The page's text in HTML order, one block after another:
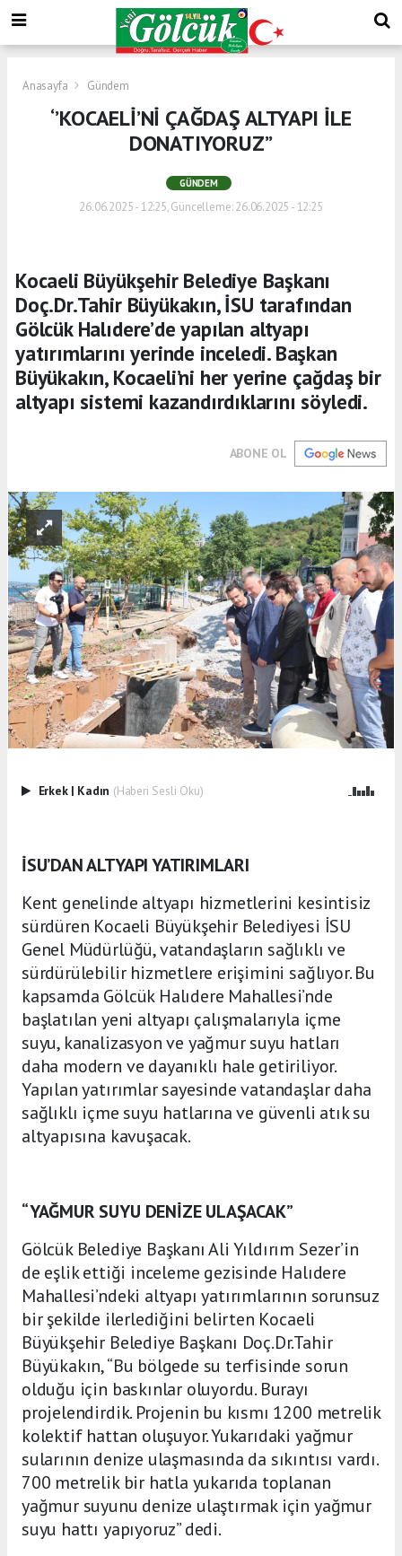
Anasayfa Gündem
‘’KOCAELİ’Nİ ÇAĞDAŞ ALTYAPI İLE
DONATIYORUZ’’
GÜNDEM
26.06.2025 - 12:25, Güncelleme: 26.06.2025 - 12:25
Kocaeli Büyükşehir Belediye Başkanı
Doç.Dr.Tahir Büyükakın, İSU tarafından
Gölcük Halıdere’de yapılan altyapı
yatırımlarını yerinde inceledi. Başkan
Büyükakın, Kocaeli’ni her yerine çağdaş bir
altyapı sistemi kazandırdıklarını söyledi.
ABONE OL
Erkek | Kadın (Haberi Sesli Oku)
İSU’DAN ALTYAPI YATIRIMLARI
Kent genelinde altyapı hizmetlerini kesintisiz
sürdüren Kocaeli Büyükşehir Belediyesi İSU
Genel Müdürlüğü, vatandaşların sağlıklı ve
sürdürülebilir hizmetlere erişimini sağlıyor. Bu
kapsamda Gölcük Halıdere Mahallesi’nde
başlatılan yeni altyapı çalışmalarıyla içme
suyu, kanalizasyon ve yağmur suyu hatları
daha modern ve dayanıklı hale getiriliyor.
Yapılan yatırımlar sayesinde vatandaşlar daha
sağlıklı içme suyu hatlarına ve güvenli atık su
altyapısına kavuşacak.
“YAĞMUR SUYU DENİZE ULAŞACAK”
Gölcük Belediye Başkanı Ali Yıldırım Sezer’in
de eşlik ettiği inceleme gezisinde Halıdere
Mahallesi’ndeki altyapı yatırımlarının sorunsuz
bir şekilde ilerlediğini belirten Kocaeli
Büyükşehir Belediye Başkanı Doç.Dr.Tahir
Büyükakın, “Bu bölgede su terfisinde sorun
olduğu için baskınlar oluyordu. Burayı
projelendirdik. Projenin bu kısmı 1200 metrelik
kolektif hattan oluşuyor. Yukarıdaki yağmur
sularının denize ulaşmasında da sıkıntısı vardı.
700 metrelik bir hatla yukarıda toplanan
yağmur suyunu denize ulaştırmak için yağmur
suyu hattı yapıyoruz” dedi.